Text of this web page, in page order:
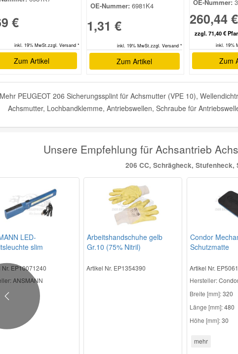
€
inkl. 19% MwSt.zzgl. Versand *
Zum Artikel
OE-Nummer: 6981K4
1,31 €
inkl. 19% MwSt.zzgl. Versand *
Zum Artikel
OE-Nummer:
260,44 €
zzgl. 71,40 €
inkl. 19%
Zum
Mehr PEUGEOT 206 Sicherungssplint für Achsmutter (VPE 10),
Achsmutter, Lochbandklemme, Antriebswellen, Schraube für
Unsere Empfehlung für Achsantrieb
206 CC, Schrägheck, Stufenheck,
LED-
slim
Nr. EP10071240
: ANSMANN
Arbeitshandschuhe gelb
Gr.10 (75% Nitril)
Artikel Nr. EP1354390
Condor
Schutzmatte
Artikel Nr.
Hersteller:
Breite [mm]:320
Länge [mm]:480
Höhe [mm]:30
mehr
Previous